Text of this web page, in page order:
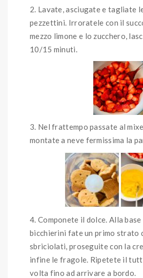
Lavate, asciugate e tagliate
pezzettini. Irroratele con il
mezzo limone e lo zucchero,
10/15 minuti.
Nel frattempo passate al
montate a neve fermissima la
Componete il dolce. Alla
bicchierini fate un primo strato
sbriciolati, proseguite con la
infine le fragole. Ripetete il
volta fino ad arrivare a bordo.